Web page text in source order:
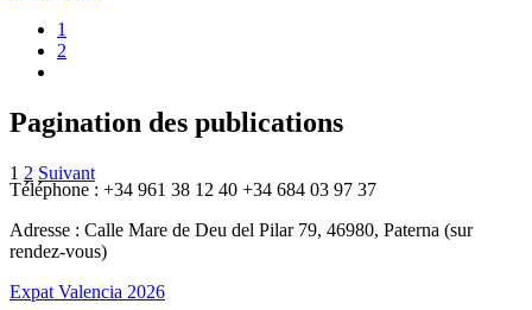
1
2
Pagination des publications
1 2 Suivant
Téléphone : +34 961 38 12 40 +34 684 03 97 37
Adresse : Calle Mare de Deu del Pilar 79, 46980, Paterna (sur
rendez-vous)
Expat Valencia 2026